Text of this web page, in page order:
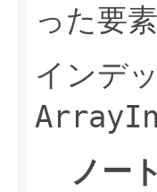
った要
インデ
ノー